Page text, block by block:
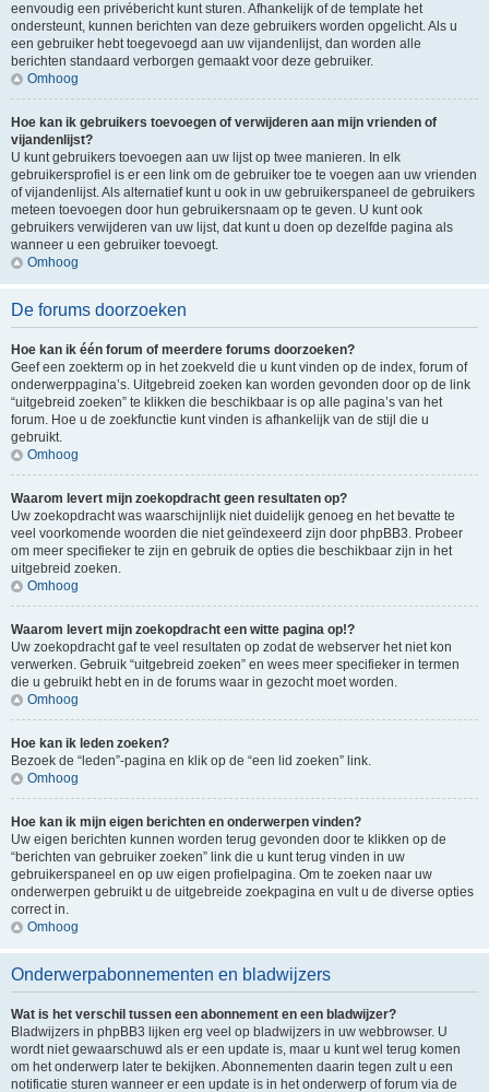
eenvoudig een privébericht kunt sturen. Afhankelijk of de template het
ondersteunt, kunnen berichten van deze gebruikers worden opgelicht. Als u
een gebruiker hebt toegevoegd aan uw vijandenlijst, dan worden alle
berichten standaard verborgen gemaakt voor deze gebruiker.
Omhoog
Hoe kan ik gebruikers toevoegen of verwijderen aan mijn vrienden of
vijandenlijst?
U kunt gebruikers toevoegen aan uw lijst op twee manieren. In elk
gebruikersprofiel is er een link om de gebruiker toe te voegen aan uw vrienden
of vijandenlijst. Als alternatief kunt u ook in uw gebruikerspaneel de gebruikers
meteen toevoegen door hun gebruikersnaam op te geven. U kunt ook
gebruikers verwijderen van uw lijst, dat kunt u doen op dezelfde pagina als
wanneer u een gebruiker toevoegt.
Omhoog
De forums doorzoeken
Hoe kan ik één forum of meerdere forums doorzoeken?
Geef een zoekterm op in het zoekveld die u kunt vinden op de index, forum of
onderwerppagina’s. Uitgebreid zoeken kan worden gevonden door op de link
“uitgebreid zoeken” te klikken die beschikbaar is op alle pagina’s van het
forum. Hoe u de zoekfunctie kunt vinden is afhankelijk van de stijl die u
gebruikt.
Omhoog
Waarom levert mijn zoekopdracht geen resultaten op?
Uw zoekopdracht was waarschijnlijk niet duidelijk genoeg en het bevatte te
veel voorkomende woorden die niet geïndexeerd zijn door phpBB3. Probeer
om meer specifieker te zijn en gebruik de opties die beschikbaar zijn in het
uitgebreid zoeken.
Omhoog
Waarom levert mijn zoekopdracht een witte pagina op!?
Uw zoekopdracht gaf te veel resultaten op zodat de webserver het niet kon
verwerken. Gebruik “uitgebreid zoeken” en wees meer specifieker in termen
die u gebruikt hebt en in de forums waar in gezocht moet worden.
Omhoog
Hoe kan ik leden zoeken?
Bezoek de “leden”-pagina en klik op de “een lid zoeken” link.
Omhoog
Hoe kan ik mijn eigen berichten en onderwerpen vinden?
Uw eigen berichten kunnen worden terug gevonden door te klikken op de
“berichten van gebruiker zoeken” link die u kunt terug vinden in uw
gebruikerspaneel en op uw eigen profielpagina. Om te zoeken naar uw
onderwerpen gebruikt u de uitgebreide zoekpagina en vult u de diverse opties
correct in.
Omhoog
Onderwerpabonnementen en bladwijzers
Wat is het verschil tussen een abonnement en een bladwijzer?
Bladwijzers in phpBB3 lijken erg veel op bladwijzers in uw webbrowser. U
wordt niet gewaarschuwd als er een update is, maar u kunt wel terug komen
om het onderwerp later te bekijken. Abonnementen daarin tegen zult u een
notificatie sturen wanneer er een update is in het onderwerp of forum via de